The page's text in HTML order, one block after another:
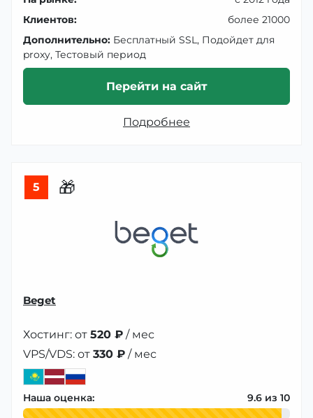
Клиентов:
более 21000
Дополнительно: Бесплатный SSL, Подойдет для
proxy, Тестовый период
Перейти на сайт
Подробнее
5 🎁
Beget
Хостинг: от 520 ₽ / мес
VPS/VDS: от 330 ₽ / мес
Наша оценка: 9.6